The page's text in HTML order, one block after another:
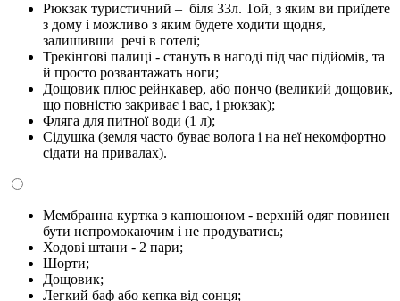
Рюкзак туристичний – біля 33л. Той, з яким ви приїдете
з дому і можливо з яким будете ходити щодня,
залишивши речі в готелі;
Трекінгові палиці - стануть в нагоді під час підйомів, та
й просто розвантажать ноги;
Дощовик плюс рейнкавер, або пончо (великий дощовик,
що повністю закриває і вас, і рюкзак);
Фляга для питної води (1 л);
Сідушка (земля часто буває волога і на неї некомфортно
сідати на привалах).
Мембранна куртка з капюшоном - верхній одяг повинен
бути непромокаючим і не продуватись;
Ходові штани - 2 пари;
Шорти;
Дощовик;
Легкий баф або кепка від сонця;